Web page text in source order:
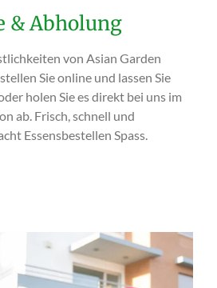
& Abholung
von Asian Garden
Sie online und lassen Sie
holen Sie es direkt bei uns im
ab. Frisch, schnell und
Essensbestellen Spass.